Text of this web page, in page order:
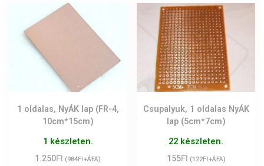
1 oldalas, NyÁK lap (FR-4,
10cm*15cm)
1 készleten.
1.250Ft (984Ft+ÁFA)
Csupalyuk, 1 oldalas NyÁK
lap (5cm*7cm)
22 készleten.
155Ft (122Ft+ÁFA)